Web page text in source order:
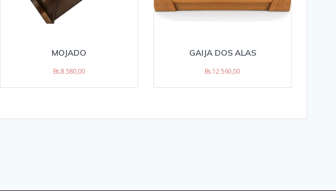
MOJADO
Bs.8.580,00
GAIJA DOS ALAS
Bs.12.560,00